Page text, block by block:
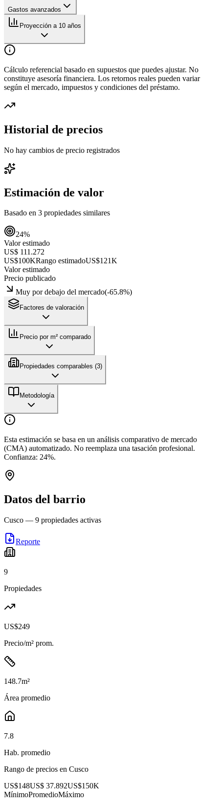
Gastos avanzados
Proyección a 10 años
Cálculo referencial basado en supuestos que puedes ajustar. No
constituye asesoría financiera. Los retornos reales pueden variar
según el mercado, impuestos y condiciones del préstamo.
Historial de precios
No hay cambios de precio registrados
Estimación de valor
Basado en 3 propiedades similares
24%
Valor estimado
US$ 111.272
US$100KRango estimadoUS$121K
Valor estimado
Precio publicado
Muy por debajo del mercado(-65.8%)
Factores de valoración
Precio por m² comparado
Propiedades comparables (3)
Metodología
Esta estimación se basa en un análisis comparativo de mercado
(CMA) automatizado. No reemplaza una tasación profesional.
Confianza: 24%.
Datos del barrio
Cusco — 9 propiedades activas
Reporte
9
Propiedades
US$249
Precio/m² prom.
148.7m²
Área promedio
7.8
Hab. promedio
Rango de precios en Cusco
US$148US$ 37.892US$150K
MínimoPromedioMáximo